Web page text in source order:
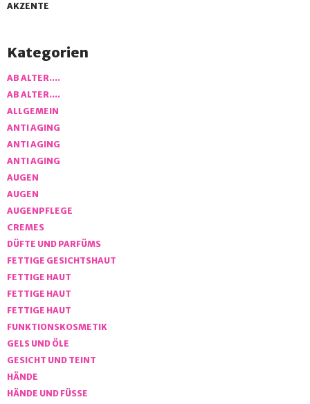
AKZENTE
Kategorien
AB ALTER….
AB ALTER….
ALLGEMEIN
ANTI AGING
ANTI AGING
ANTI AGING
AUGEN
AUGEN
AUGENPFLEGE
CREMES
DÜFTE UND PARFÜMS
FETTIGE GESICHTSHAUT
FETTIGE HAUT
FETTIGE HAUT
FETTIGE HAUT
FUNKTIONSKOSMETIK
GELS UND ÖLE
GESICHT UND TEINT
HÄNDE
HÄNDE UND FÜSSE